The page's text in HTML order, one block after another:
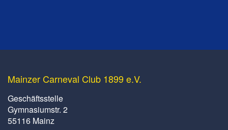
Mainzer Carneval Club 1899 e.V.
Geschäftsstelle
Gymnasiumstr. 2
55116 Mainz